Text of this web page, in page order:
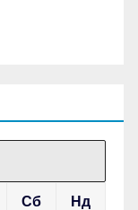
Сб Нд